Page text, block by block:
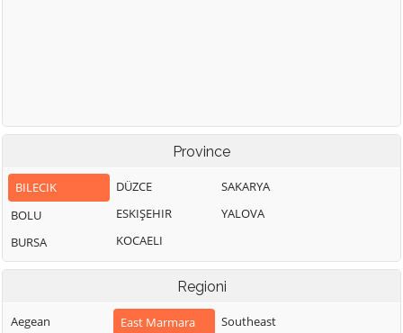
Province
BILECIK
BOLU
BURSA
DÜZCE
ESKIŞEHIR
KOCAELI
SAKARYA
YALOVA
Regioni
Aegean
East Marmara
Southeast